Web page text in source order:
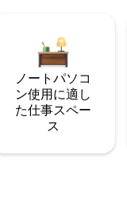
ノートパソコ
ン使用に適し
た仕事スペー
ス